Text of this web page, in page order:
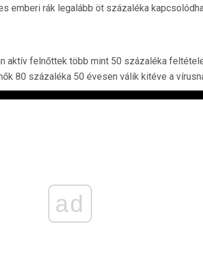
emberi rák legalább öt százaléka
aktív felnőttek több mint 50 százaléka
80 százaléka 50 évesen válik kitéve a
ad